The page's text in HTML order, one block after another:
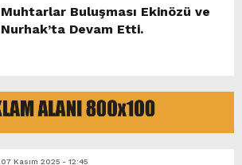
Muhtarlar Buluşması Ekinözü ve
Nurhak’ta Devam Etti.
07 Kasım 2025 - 12:45